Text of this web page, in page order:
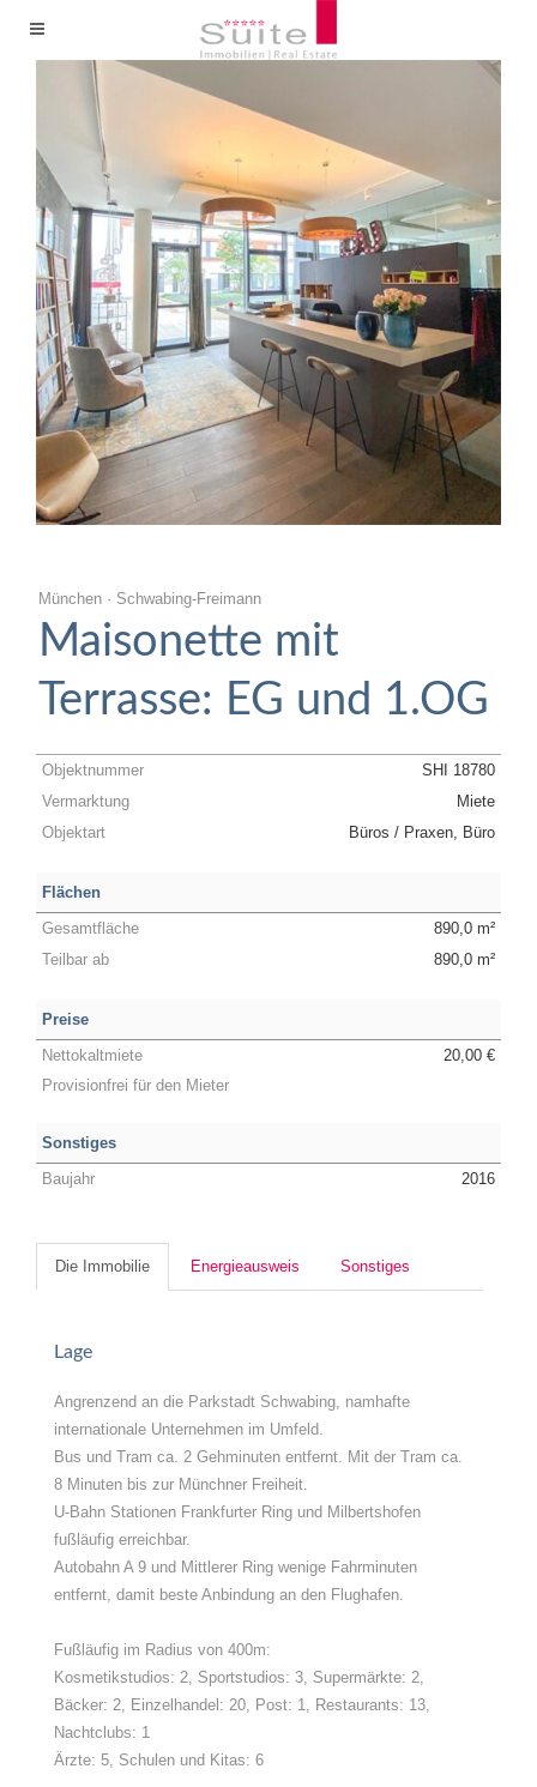
München · Schwabing-Freimann
Maisonette mit
Terrasse: EG und 1.OG
Objektnummer
SHI 18780
Vermarktung
Miete
Objektart
Büros / Praxen, Büro
Flächen
Gesamtfläche
890,0 m²
Teilbar ab
890,0 m²
Preise
Nettokaltmiete
20,00 €
Provisionfrei für den Mieter
Sonstiges
Baujahr
2016
Die Immobilie Energieausweis Sonstiges
Lage
Angrenzend an die Parkstadt Schwabing, namhafte
internationale Unternehmen im Umfeld.
Bus und Tram ca. 2 Gehminuten entfernt. Mit der Tram ca.
8 Minuten bis zur Münchner Freiheit.
U-Bahn Stationen Frankfurter Ring und Milbertshofen
fußläufig erreichbar.
Autobahn A 9 und Mittlerer Ring wenige Fahrminuten
entfernt, damit beste Anbindung an den Flughafen.
Fußläufig im Radius von 400m:
Kosmetikstudios: 2, Sportstudios: 3, Supermärkte: 2,
Bäcker: 2, Einzelhandel: 20, Post: 1, Restaurants: 13,
Nachtclubs: 1
Ärzte: 5, Schulen und Kitas: 6